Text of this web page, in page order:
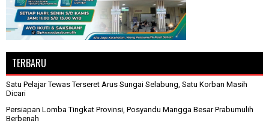
TERBARU
Satu Pelajar Tewas Terseret Arus Sungai Selabung, Satu Korban Masih
Dicari
Persiapan Lomba Tingkat Provinsi, Posyandu Mangga Besar Prabumulih
Berbenah